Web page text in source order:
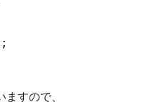
すので、